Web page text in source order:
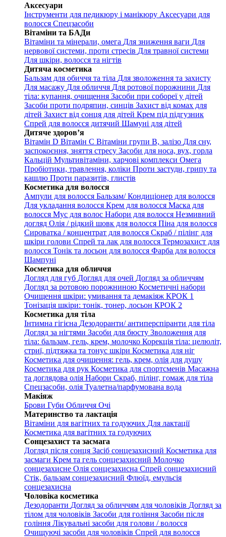
Аксесуари
Інструменти для педикюру і манікюру Аксесуари для
волосся Спецзасоби
Вітаміни та БАДи
Вітаміни та мінерали, омега Для зниження ваги Для
нервової системи, проти стресів Для травної системи
Для шкіри, волосся та нігтів
Дитяча косметика
Бальзам для обиччя та тіла Для зволоження та захисту
Для масажу Для обличчя Для ротової порожнини Для
тіла: купання, очищення Засоби при собореї у дітей
Засоби проти подряпин, синців Захист від комах для
дітей Захист від сонця для дітей Крем під підгузник
Спрей для волосся дитячий Шамуні для дітей
Дитяче здоров’я
Вітамін D Вітамін С Вітаміни групи В, залізо Для сну,
заспокоєння, зняття стресу Засоби для носа, вух, горла
Кальцій Мультивітаміни, харчові комплекси Омега
Пробіотики, травлення, коліки Проти застуди, грипу та
кашлю Проти паразитів, глистів
Косметика для волосся
Ампули для волосся Бальзам/ Кондиціонер для волосся
Для укладання волосся Крем для волосся Маска для
волосся Мус для волос Набори для волосся Незмивний
догляд Олія / рідкий шовк для волосся Піна для волосся
Сироватка / концентрат для волосся Скраб / пілінг для
шкіри голови Спрей та лак для волосся Термозахист для
волосся Тонік та лосьон для волосся Фарба для волосся
Шампуні
Косметика для обличчя
Догляд для губ Догляд для очей Догляд за обличчям
Догляд за ротовою порожниною Косметичні набори
Очищення шкіри: умивання та демакіяж КРОК 1
Тонізація шкіри: тонік, тонер, лосьон КРОК 2
Косметика для тіла
Інтимна гігієна Дезодоранти/ антиперспіранти для тіла
Догляд за нігтями Засоби для бюсту Зволоження для
тіла: бальзам, гель, крем, молочко Корекція тіла: целюліт,
стриї, підтяжка та тонус шкіри Косметика для ніг
Косметика для очищення: гель, крем, олія для душу
Косметика для рук Косметика для спортсменів Масажна
та доглядова олія Набори Скраб, пілінг, гомаж для тіла
Спецзасоби, олія Туалетна/парфумована вода
Макіяж
Брови Губи Обличчя Очі
Материнство та лактація
Вітаміни для вагітних та годуючих Для лактації
Косметика для вагітних та годуючих
Сонцезахист та засмага
Догляд після сонця Засіб сонцезахисний Косметика для
засмаги Крем та гель сонцезахисний Молочко
сонцезахисне Олія сонцезахисна Спрей сонцезахисний
Стік, бальзам сонцезахисний Флюїд, емульсія
сонцезахисна
Чоловіка косметика
Дезодоранти Догляд за обличчям для чоловіків Догляд за
тілом для чоловіків Засоби для гоління Засоби після
гоління Лікувальні засоби для голови / волосся
Очищуючі засоби для чоловіків Спрей для волосся